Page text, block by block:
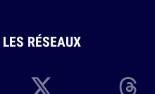
LES RÉSEAUX